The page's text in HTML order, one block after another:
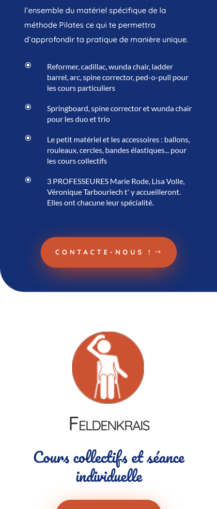
l’ensemble du matériel spécifique de la
méthode Pilates ce qui te permettra
d’approfondir ta pratique de manière unique.
\
Reformer, cadillac, wunda chair, ladder
barrel, arc, spine corrector, ped-o-pull pour
les cours particuliers
\
Springboard, spine corrector et wunda chair
pour les duo et trio
\
Le petit matériel et les accessoires : ballons,
rouleaux, cercles, bandes élastiques... pour
les cours collectifs
\
3 PROFESSEURES Marie Rode, Lisa Volle,
Véronique Tarbouriech t' y accueilleront.
Elles ont chacune leur spécialité.
CONTACTE-NOUS !
Feldenkrais
Cours collectifs et séance
individuelle